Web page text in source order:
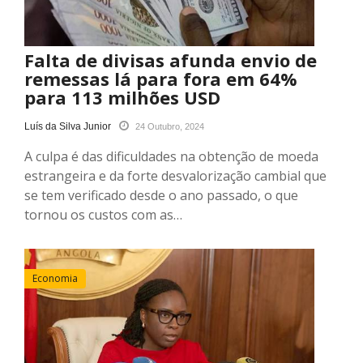
Falta de divisas afunda envio de
remessas lá para fora em 64%
para 113 milhões USD
Luís da Silva Junior 24 Outubro, 2024
A culpa é das dificuldades na obtenção de moeda
estrangeira e da forte desvalorização cambial que
se tem verificado desde o ano passado, o que
tornou os custos com as…
Economia